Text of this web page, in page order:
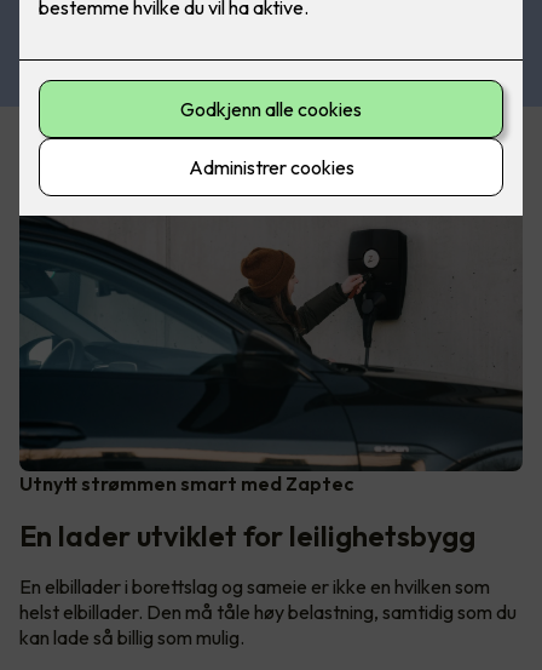
Utnytt strømmen smart med Zaptec
En lader utviklet for leilighetsbygg
En elbillader i borettslag og sameie er ikke en hvilken som
helst elbillader. Den må tåle høy belastning, samtidig som du
kan lade så billig som mulig.